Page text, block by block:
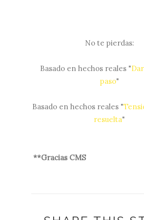
No te pierdas:
Basado en hechos reales "
paso"
Basado en hechos reales "
resuelta"
**Gracias CMS